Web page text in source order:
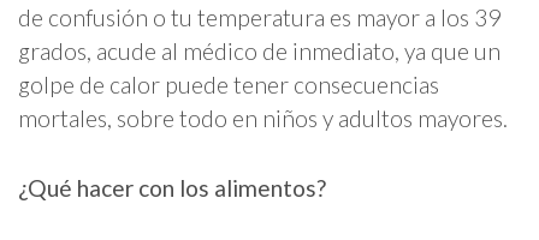
de confusión o tu temperatura es mayor a los 39
grados, acude al médico de inmediato, ya que un
golpe de calor puede tener consecuencias
mortales, sobre todo en niños y adultos mayores.
¿Qué hacer con los alimentos?